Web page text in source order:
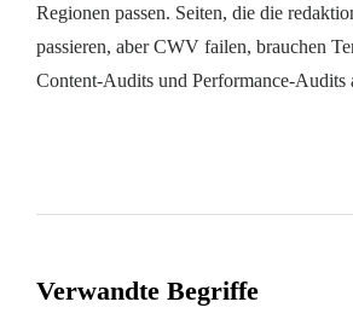
Regionen passen. Seiten, die die
passieren, aber CWV failen, brauchen
Content-Audits und Performance-Audits
Verwandte Begriffe